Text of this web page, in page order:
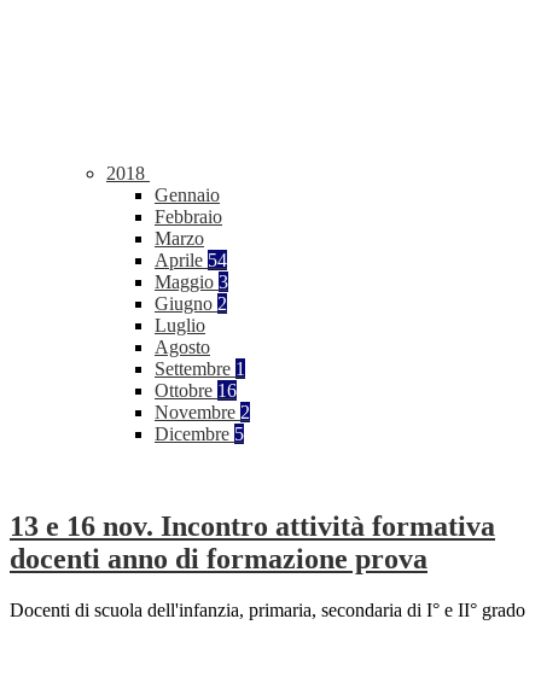
2018
Gennaio
Febbraio
Marzo
Aprile 54
Maggio 3
Giugno 2
Luglio
Agosto
Settembre 1
Ottobre 16
Novembre 2
Dicembre 5
13 e 16 nov. Incontro attività formativa
docenti anno di formazione prova
Docenti di scuola dell'infanzia, primaria, secondaria di I° e II° grado